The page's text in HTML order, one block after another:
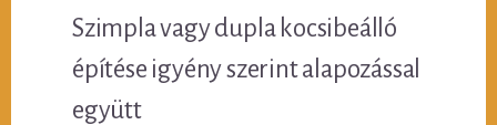
Szimpla vagy dupla kocsibeálló
építése igyény szerint alapozással
együtt